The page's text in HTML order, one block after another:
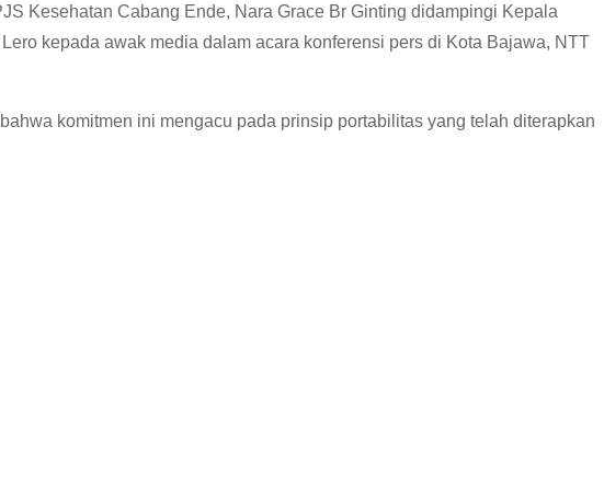
Kesehatan Cabang Ende, Nara Grace Br Ginting didampingi Kepala
kepada awak media dalam acara konferensi pers di Kota Bajawa, NTT
komitmen ini mengacu pada prinsip portabilitas yang telah diterapkan